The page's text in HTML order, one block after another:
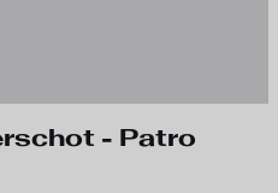
- Patro